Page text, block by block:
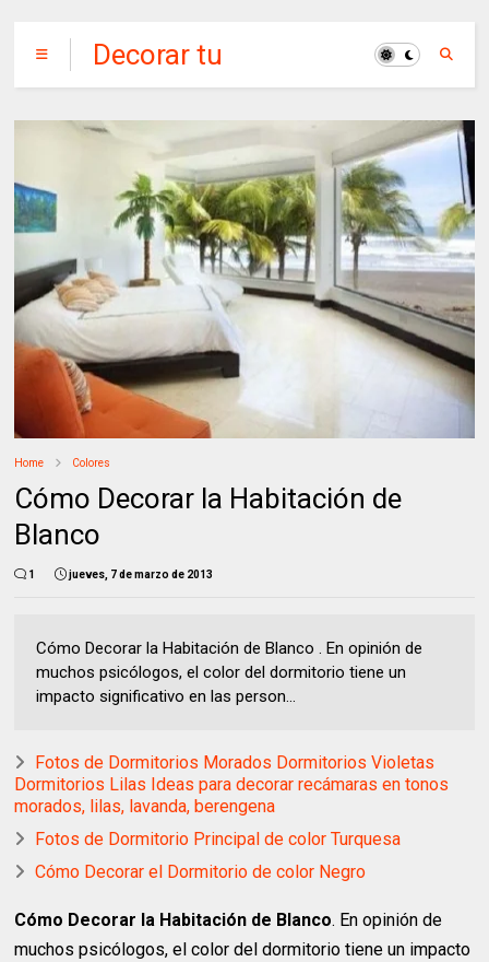
Decorar tu
Habitación
Home Colores
Cómo Decorar la Habitación de
Blanco
1 jueves, 7 de marzo de 2013
Cómo Decorar la Habitación de Blanco . En opinión de
muchos psicólogos, el color del dormitorio tiene un
impacto significativo en las person...
Fotos de Dormitorios Morados Dormitorios Violetas
Dormitorios Lilas Ideas para decorar recámaras en tonos
morados, lilas, lavanda, berengena
Fotos de Dormitorio Principal de color Turquesa
Cómo Decorar el Dormitorio de color Negro
Cómo Decorar la Habitación de Blanco. En opinión de
muchos psicólogos, el color del dormitorio tiene un impacto